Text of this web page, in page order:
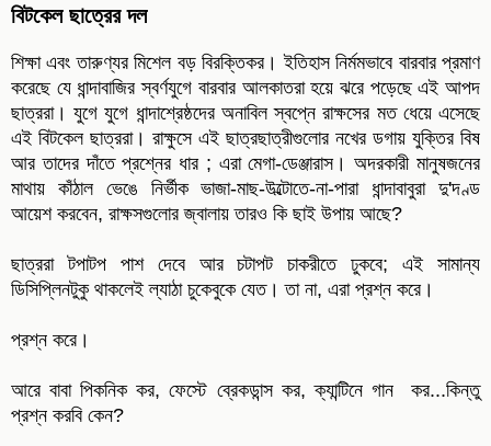
বিটকেল ছাত্রের দল
শিক্ষা এবং তারুণ্যর মিশেল বড় বিরক্তিকর। ইতিহাস নির্মমভাবে বারবার প্রমাণ
করেছে যে ধান্দাবাজির স্বর্ণযুগে বারবার আলকাতরা হয়ে ঝরে পড়েছে এই আপদ
ছাত্ররা। যুগে যুগে ধান্দাশ্রেষ্ঠদের অনাবিল স্বপ্নে রাক্ষসের মত ধেয়ে এসেছে
এই বিটকেল ছাত্ররা। রাক্ষুসে এই ছাত্রছাত্রীগুলোর নখের ডগায় যুক্তির বিষ
আর তাদের দাঁতে প্রশ্নের ধার ; এরা মেগা-ডেঞ্জারাস। অদরকারী মানুষজনের
মাথায় কাঁঠাল ভেঙে নির্ভীক ভাজা-মাছ-উল্টোতে-না-পারা ধান্দাবাবুরা দু'দণ্ড
আয়েশ করবেন, রাক্ষসগুলোর জ্বালায় তারও কি ছাই উপায় আছে?
ছাত্ররা টপাটপ পাশ দেবে আর চটাপট চাকরীতে ঢুকবে; এই সামান্য
ডিসিপ্লিনটুকু থাকলেই ল্যাঠা চুকেবুকে যেত। তা না, এরা প্রশ্ন করে।
প্রশ্ন করে।
আরে বাবা পিকনিক কর, ফেস্টে ব্রেকডান্স কর, ক্যান্টিনে গান কর...কিন্তু
প্রশ্ন করবি কেন?